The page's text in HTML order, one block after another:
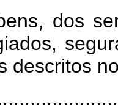
dos
descritos